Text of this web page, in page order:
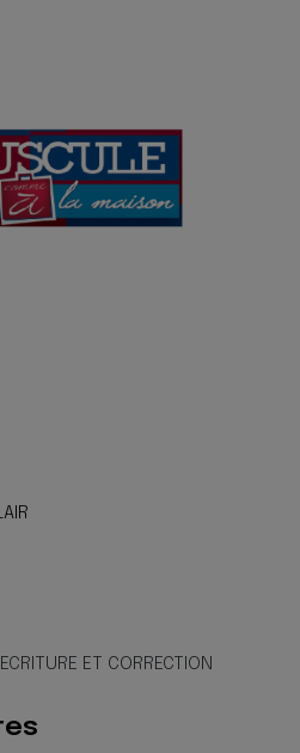
ECRITURE ET CORRECTION